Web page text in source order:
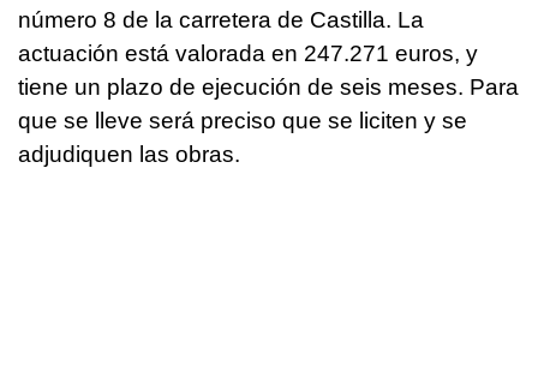
número 8 de la carretera de Castilla. La
actuación está valorada en 247.271 euros, y
tiene un plazo de ejecución de seis meses. Para
que se lleve será preciso que se liciten y se
adjudiquen las obras.